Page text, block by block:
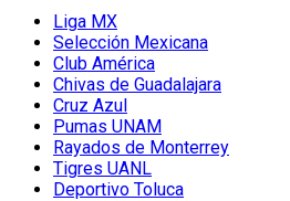
Liga MX
Selección Mexicana
Club América
Chivas de Guadalajara
Cruz Azul
Pumas UNAM
Rayados de Monterrey
Tigres UANL
Deportivo Toluca